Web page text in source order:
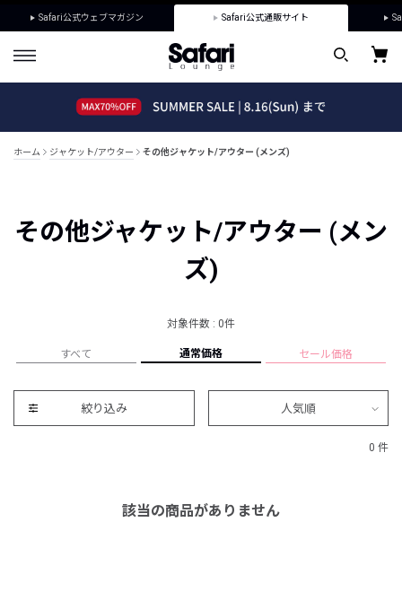
Safari公式ウェブマガジン Safari公式通販サイト
ホーム ジャケット/アウター その他ジャケット/アウター (メンズ)
その他ジャケット/アウター (メン
ズ)
対象件数 : 0件
すべて 通常価格 セール価格
絞り込み 人気順
0 件
該当の商品がありません